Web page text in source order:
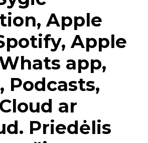
Apple
Apple
app,
Podcasts,
ar
Priedėlis